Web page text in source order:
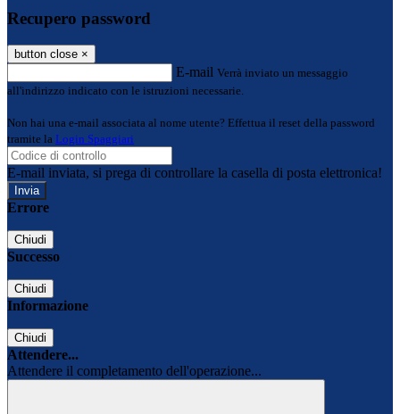
Recupero password
button close ×
E-mail Verrà inviato un messaggio
all'indirizzo indicato con le istruzioni necessarie.
Non hai una e-mail associata al nome utente? Effettua il reset della password
tramite la Login Spaggiari
E-mail inviata, si prega di controllare la casella di posta elettronica!
Errore
Chiudi
Successo
Chiudi
Informazione
Chiudi
Attendere...
Attendere il completamento dell'operazione...